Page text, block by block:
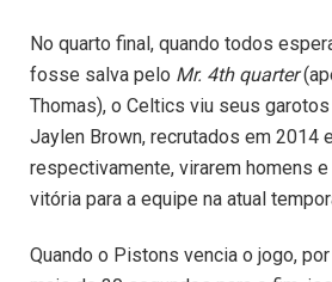
No quarto final, quando todos
fosse salva pelo Mr. 4th quarter
Thomas), o Celtics viu seus
Jaylen Brown, recrutados em 2014
respectivamente, virarem homens
vitória para a equipe na atual
Quando o Pistons vencia o jogo,